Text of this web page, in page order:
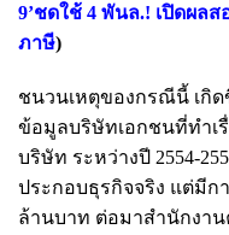
9’ชดใช้ 4 พันล.! เปิดผล
ภาษี)
ชนวนเหตุของกรณีนี้ เกิ
ข้อมูลบริษัทเอกชนที่ทำเ
บริษัท ระหว่างปี 2554-
ประกอบธุรกิจจริง แต่มี
ล้านบาท ต่อมาสำนักงา